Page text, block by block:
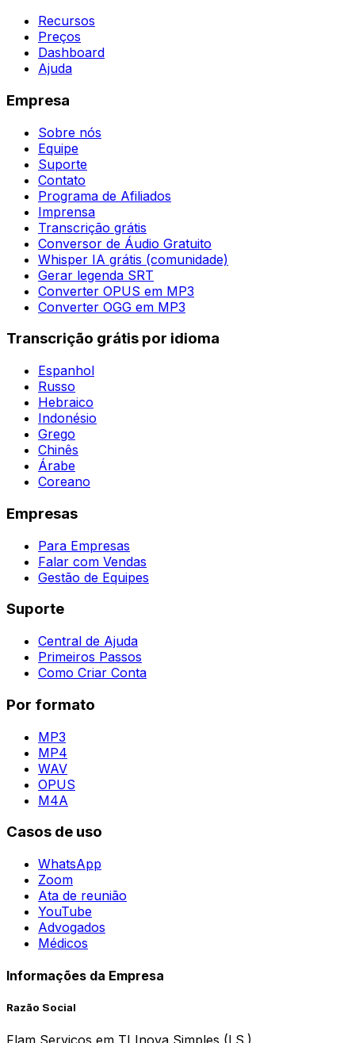
Recursos
Preços
Dashboard
Ajuda
Empresa
Sobre nós
Equipe
Suporte
Contato
Programa de Afiliados
Imprensa
Transcrição grátis
Conversor de Áudio Gratuito
Whisper IA grátis (comunidade)
Gerar legenda SRT
Converter OPUS em MP3
Converter OGG em MP3
Transcrição grátis por idioma
Espanhol
Russo
Hebraico
Indonésio
Grego
Chinês
Árabe
Coreano
Empresas
Para Empresas
Falar com Vendas
Gestão de Equipes
Suporte
Central de Ajuda
Primeiros Passos
Como Criar Conta
Por formato
MP3
MP4
WAV
OPUS
M4A
Casos de uso
WhatsApp
Zoom
Ata de reunião
YouTube
Advogados
Médicos
Informações da Empresa
Razão Social
Flam Serviços em TI Inova Simples (I.S.)